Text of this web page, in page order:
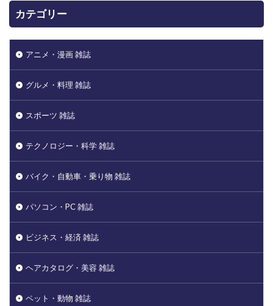
カテゴリー
アニメ・漫画 雑誌
グルメ・料理 雑誌
スポーツ 雑誌
テクノロジー・科学 雑誌
バイク・自動車・乗り物 雑誌
パソコン・PC 雑誌
ビジネス・経済 雑誌
ヘアカタログ・美容 雑誌
ペット・動物 雑誌